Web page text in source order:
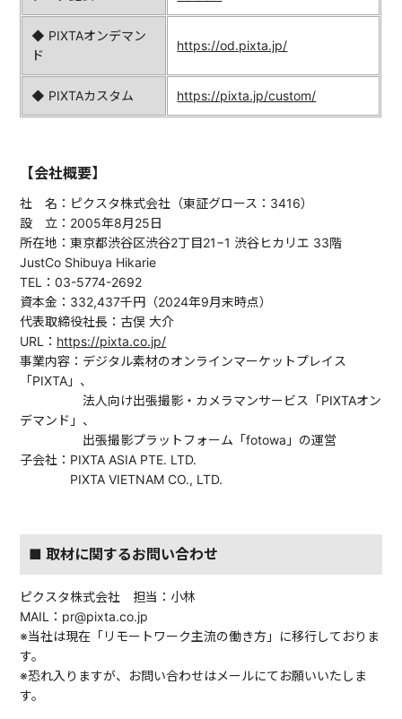
◆ PIXTAオンデマン
ド
https://od.pixta.jp/
◆ PIXTAカスタム https://pixta.jp/custom/
【会社概要】
社 名：ピクスタ株式会社（東証グロース：3416）
設 立：2005年8月25日
所在地：東京都渋谷区渋谷2丁目21−1 渋谷ヒカリエ 33階
JustCo Shibuya Hikarie
TEL：03-5774-2692
資本金：332,437千円（2024年9月末時点）
代表取締役社長：古俣 大介
URL： https://pixta.co.jp/
事業内容：デジタル素材のオンラインマーケットプレイス
「PIXTA」、
法人向け出張撮影・カメラマンサービス「PIXTAオン
デマンド」、
出張撮影プラットフォーム「fotowa」の運営
子会社：PIXTA ASIA PTE. LTD.
PIXTA VIETNAM CO., LTD.
■ 取材に関するお問い合わせ
ピクスタ株式会社 担当：小林
MAIL：pr@pixta.co.jp
※当社は現在「リモートワーク主流の働き方」に移行しておりま
す。
※恐れ入りますが、お問い合わせはメールにてお願いいたしま
す。